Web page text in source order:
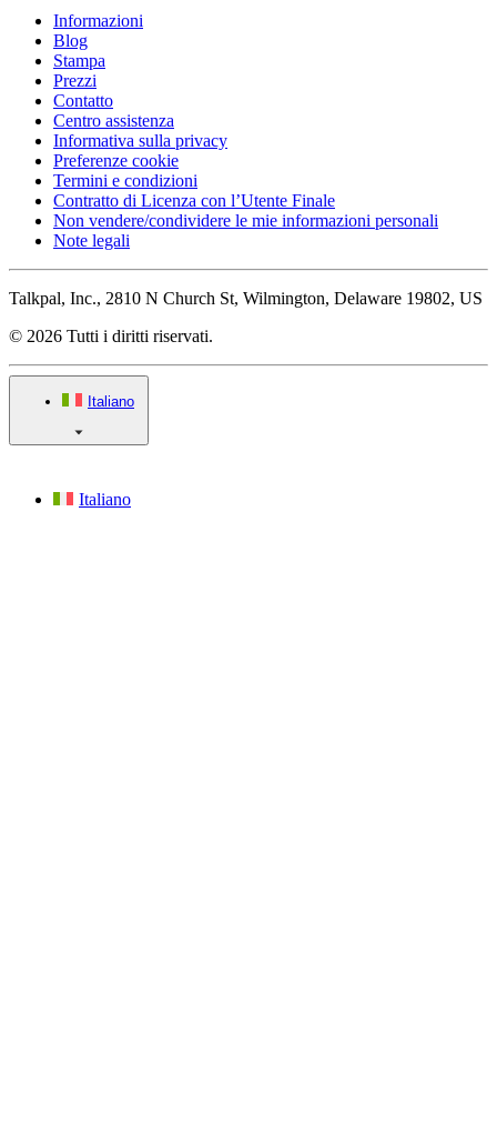
Informazioni
Blog
Stampa
Prezzi
Contatto
Centro assistenza
Informativa sulla privacy
Preferenze cookie
Termini e condizioni
Contratto di Licenza con l’Utente Finale
Non vendere/condividere le mie informazioni personali
Note legali
Talkpal, Inc., 2810 N Church St, Wilmington, Delaware 19802, US
© 2026 Tutti i diritti riservati.
Italiano
Italiano